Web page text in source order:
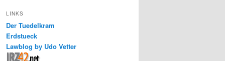
LINKS
Der Tuedelkram
Erdstueck
Lawblog by Udo Vetter